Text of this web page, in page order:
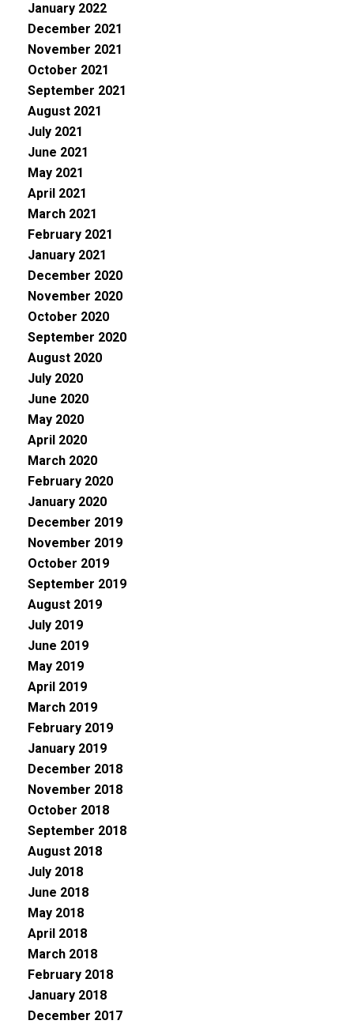
January 2022
December 2021
November 2021
October 2021
September 2021
August 2021
July 2021
June 2021
May 2021
April 2021
March 2021
February 2021
January 2021
December 2020
November 2020
October 2020
September 2020
August 2020
July 2020
June 2020
May 2020
April 2020
March 2020
February 2020
January 2020
December 2019
November 2019
October 2019
September 2019
August 2019
July 2019
June 2019
May 2019
April 2019
March 2019
February 2019
January 2019
December 2018
November 2018
October 2018
September 2018
August 2018
July 2018
June 2018
May 2018
April 2018
March 2018
February 2018
January 2018
December 2017